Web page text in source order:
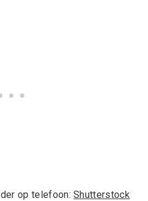
op telefoon:Shutterstock